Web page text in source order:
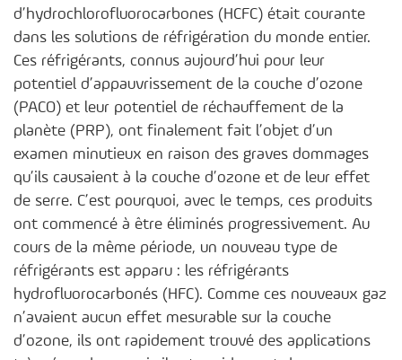
d’hydrochlorofluorocarbones (HCFC) était courante
dans les solutions de réfrigération du monde entier.
Ces réfrigérants, connus aujourd’hui pour leur
potentiel d’appauvrissement de la couche d’ozone
(PACO) et leur potentiel de réchauffement de la
planète (PRP), ont finalement fait l’objet d’un
examen minutieux en raison des graves dommages
qu’ils causaient à la couche d’ozone et de leur effet
de serre. C’est pourquoi, avec le temps, ces produits
ont commencé à être éliminés progressivement. Au
cours de la même période, un nouveau type de
réfrigérants est apparu : les réfrigérants
hydrofluorocarbonés (HFC). Comme ces nouveaux gaz
n’avaient aucun effet mesurable sur la couche
d’ozone, ils ont rapidement trouvé des applications